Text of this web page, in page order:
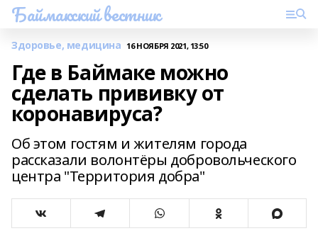
Баймакский вестник
Здоровье, медицина 16 НОЯБРЯ 2021, 13:50
Где в Баймаке можно
сделать прививку от
коронавируса?
Об этом гостям и жителям города
рассказали волонтёры добровольческого
центра "Территория добра"